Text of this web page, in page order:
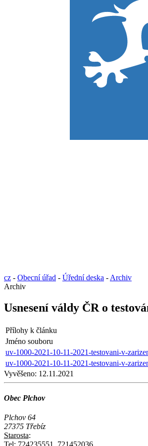
cz - Obecní úřad - Úřední deska - Archiv
Archiv
Usnesení váldy ČR o
Přílohy k článku
Jméno souboru
uv-1000-2021-10-11-2021-testovani-v-
uv-1000-2021-10-11-2021-testovani-v-
Vyvěšeno: 12.11.2021
Obec Plchov
Plchov 64
27375 Třebíz
Starosta: